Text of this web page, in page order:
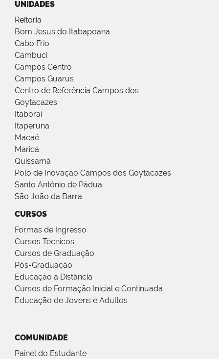
UNIDADES
Reitoria
Bom Jesus do Itabapoana
Cabo Frio
Cambuci
Campos Centro
Campos Guarus
Centro de Referência Campos dos
Goytacazes
Itaboraí
Itaperuna
Macaé
Maricá
Quissamã
Polo de Inovação Campos dos Goytacazes
Santo Antônio de Pádua
São João da Barra
CURSOS
Formas de Ingresso
Cursos Técnicos
Cursos de Graduação
Pós-Graduação
Educação a Distância
Cursos de Formação Inicial e Continuada
Educação de Jovens e Adultos
COMUNIDADE
Painel do Estudante